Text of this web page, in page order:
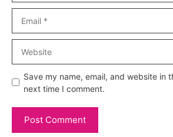
Save my name, email, and website in
next time I comment.